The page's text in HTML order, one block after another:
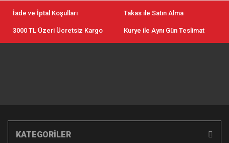
İade ve İptal Koşulları Takas ile Satın Alma
3000 TL Üzeri Ücretsiz Kargo Kurye ile Aynı Gün Teslimat
KATEGORİLER